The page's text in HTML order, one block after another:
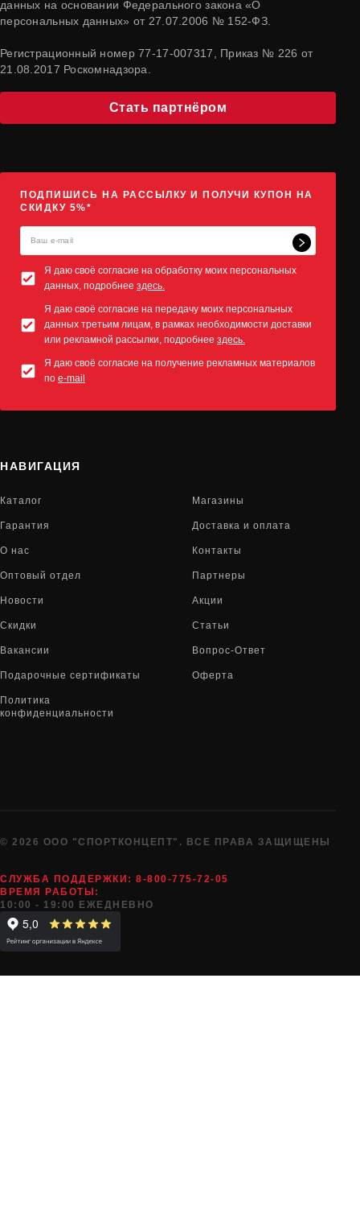
данных на основании Федерального закона «О
персональных данных» от 27.07.2006 № 152-ФЗ.
Регистрационный номер 77-17-007317, Приказ № 226 от
21.08.2017 Роскомнадзора.
Стать партнёром
ПОДПИШИСЬ НА РАССЫЛКУ И ПОЛУЧИ КУПОН НА
СКИДКУ 5%*
Я даю своё согласие на обработку моих персональных
данных, подробнее здесь.
Я даю своё согласие на передачу моих персональных
данных третьим лицам, в рамках необходимости доставки
или рекламной рассылки, подробнее здесь.
Я даю своё согласие на получение рекламных материалов
по e-mail
НАВИГАЦИЯ
Каталог Магазины
Гарантия Доставка и оплата
О нас Контакты
Оптовый отдел Партнеры
Новости Акции
Скидки Статьи
Вакансии Вопрос-Ответ
Подарочные сертификаты Оферта
Политика
конфиденциальности
© 2026 ООО "СПОРТКОНЦЕПТ". ВСЕ ПРАВА ЗАЩИЩЕНЫ
СЛУЖБА ПОДДЕРЖКИ: 8-800-775-72-05
ВРЕМЯ РАБОТЫ:
10:00 - 19:00 ЕЖЕДНЕВНО